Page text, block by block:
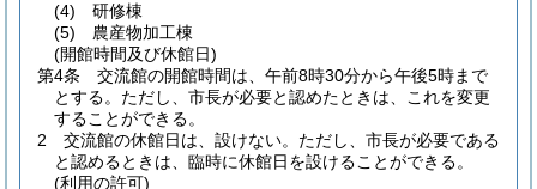
(4)
研修棟
(5)
農産物加工棟
(開館時間及び休館日)
第4条
交流館の開館時間は、午前8時30分から午後5時まで
とする。 ただし、市長が必要と認めたときは、これを変更
することができる。
2
交流館の休館日は、設けない。 ただし、市長が必要である
と認めるときは、臨時に休館日を設けることができる。
(利用の許可)